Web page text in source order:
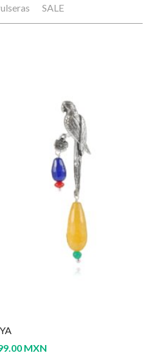
SALE
MXN